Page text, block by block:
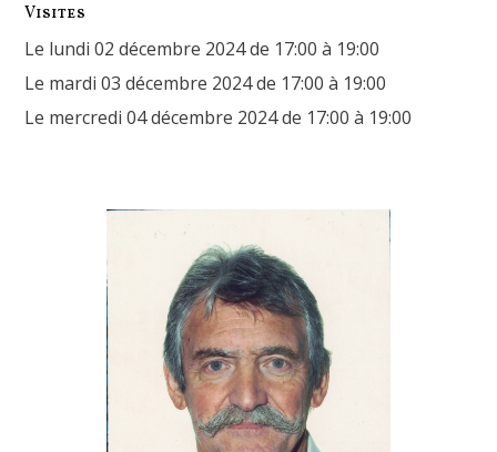
Visites
Le lundi 02 décembre 2024 de 17:00 à 19:00
Le mardi 03 décembre 2024 de 17:00 à 19:00
Le mercredi 04 décembre 2024 de 17:00 à 19:00